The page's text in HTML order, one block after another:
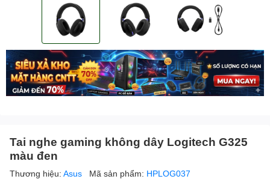
Tai nghe gaming không dây Logitech G325
màu đen
Thương hiệu: Asus Mã sản phẩm: HPLOG037